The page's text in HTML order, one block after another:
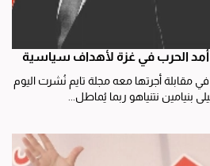
أمد الحرب في غزة لأهداف سياسية
مقابلة أجرتها معه مجلة تايم نُشرت اليوم
بنيامين نتنياهو ربما يُماطل...